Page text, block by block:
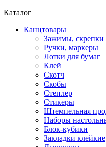
Каталог
Канцтовары
Зажимы, скрепки
Ручки, маркеры
Лотки для бумаг
Клей
Скотч
Скобы
Степлер
Стикеры
Штемпельная
Наборы
Блок-кубики
Закладки клейкие